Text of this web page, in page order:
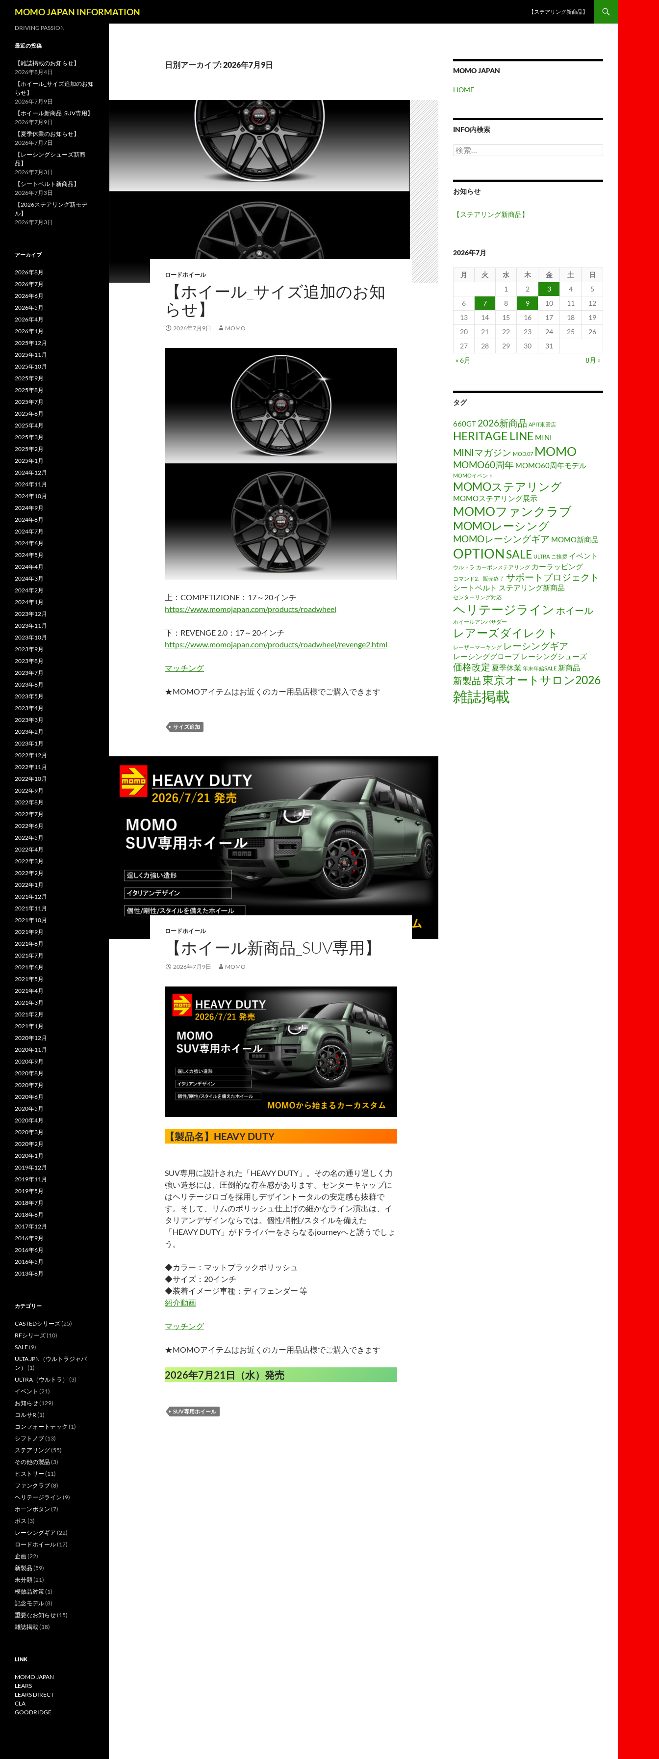
MOMO JAPAN INFORMATION 【ステアリング新商品】
日別アーカイブ: 2026年7月9日
ロードホイール
【ホイール_サイズ追加のお知
らせ】
2026年7月9日 MOMO
上：COMPETIZIONE：17～20インチ
https://www.momojapan.com/products/roadwheel
下：REVENGE 2.0：17～20インチ
https://www.momojapan.com/products/roadwheel/revenge2.html
マッチング
★MOMOアイテムはお近くのカー用品店様でご購入できます
サイズ追加
ロードホイール
【ホイール新商品_SUV専用】
2026年7月9日 MOMO
【製品名】HEAVY DUTY
SUV専用に設計された「HEAVY DUTY」。その名の通り逞しく力
強い造形には、圧倒的な存在感があります。センターキャップに
はヘリテージロゴを採用しデザイントータルの安定感も抜群で
す。そして、リムのポリッシュ仕上げの細かなライン演出は、イ
タリアンデザインならでは。個性/剛性/スタイルを備えた
「HEAVY DUTY」がドライバーをさらなるjourneyへと誘うでしょ
う。
◆カラー：マットブラックポリッシュ
◆サイズ：20インチ
◆装着イメージ車種：ディフェンダー 等
紹介動画
マッチング
★MOMOアイテムはお近くのカー用品店様でご購入できます
2026年7月21日（水）発売
SUV専用ホイール
MOMO JAPAN
HOME
INFO内検索
検
索:
お知らせ
【ステアリング新商品】
2026年7月
月 火 水 木 金 土
日
1
2 3 4
5
6
7 8 9 10 11
12
13
14 15 16 17 18
19
20
21 22 23 24 25
26
27
28 29 30
31
« 6月
8月 »
タグ
660GT 2026新商品 APIT東雲店
HERITAGE LINE MINI
MINIマガジン MOD.07 MOMO
MOMO60周年 MOMO60周年モデル
MOMOイベント
MOMOステアリング
MOMOステアリング展示
MOMOファンクラブ
MOMOレーシング
MOMOレーシングギア MOMO新商品
OPTION SALE ULTRA ご挨拶 イベント
ウルトラ カーボンステアリング カーラッピング
コマンド2、販売終了 サポートプロジェクト
シートベルト ステアリング新商品
センターリング対応
ヘリテージライン ホイール
ホイールアンバサダー
レアーズダイレクト
レーザーマーキング レーシングギア
レーシンググローブ レーシングシューズ
価格改定 夏季休業 年末年始SALE 新商品
新製品 東京オートサロン2026
雑誌掲載
DRIVING PASSION
最近の投稿
【雑誌掲載のお知らせ】
2026年8月4日
【ホイール_サイズ追加のお知
らせ】
2026年7月9日
【ホイール新商品_SUV専用】
2026年7月9日
【夏季休業のお知らせ】
2026年7月7日
【レーシングシューズ新商
品】
2026年7月3日
【シートベルト新商品】
2026年7月3日
【2026ステアリング新モデ
ル】
2026年7月3日
アーカイブ
2026年8月
2026年7月
2026年6月
2026年5月
2026年4月
2026年1月
2025年12月
2025年11月
2025年10月
2025年9月
2025年8月
2025年7月
2025年6月
2025年4月
2025年3月
2025年2月
2025年1月
2024年12月
2024年11月
2024年10月
2024年9月
2024年8月
2024年7月
2024年6月
2024年5月
2024年4月
2024年3月
2024年2月
2024年1月
2023年12月
2023年11月
2023年10月
2023年9月
2023年8月
2023年7月
2023年6月
2023年5月
2023年4月
2023年3月
2023年2月
2023年1月
2022年12月
2022年11月
2022年10月
2022年9月
2022年8月
2022年7月
2022年6月
2022年5月
2022年4月
2022年3月
2022年2月
2022年1月
2021年12月
2021年11月
2021年10月
2021年9月
2021年8月
2021年7月
2021年6月
2021年5月
2021年4月
2021年3月
2021年2月
2021年1月
2020年12月
2020年11月
2020年9月
2020年8月
2020年7月
2020年6月
2020年5月
2020年4月
2020年3月
2020年2月
2020年1月
2019年12月
2019年11月
2019年5月
2018年7月
2018年6月
2017年12月
2016年9月
2016年6月
2016年5月
2013年8月
カテゴリー
CASTEDシリーズ(25)
RFシリーズ(10)
SALE(9)
ULTA JPN（ウルトラジャパ
ン） (1)
ULTRA（ウルトラ） (3)
イベント (21)
お知らせ(129)
コルサR(1)
コンフォートテック (1)
シフトノブ(13)
ステアリング(55)
その他の製品(3)
ヒストリー (11)
ファンクラブ(8)
ヘリテージライン (9)
ホーンボタン (7)
ボス (3)
レーシングギア (22)
ロードホイール(17)
企画(22)
新製品(59)
未分類(21)
模倣品対策(1)
記念モデル(8)
重要なお知らせ(15)
雑誌掲載(18)
LINK
MOMO JAPAN
LEARS
LEARS DIRECT
CLA
GOODRIDGE